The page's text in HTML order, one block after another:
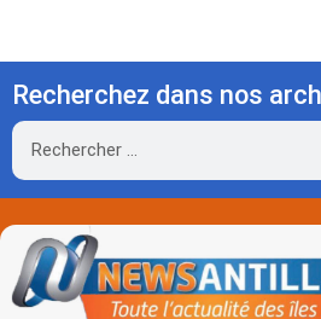
Recherchez dans nos
Rechercher